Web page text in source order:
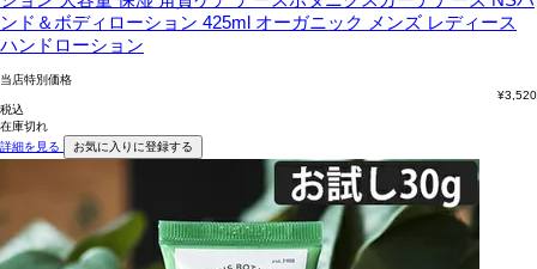
ンド＆ボディローション 425ml オーガニック メンズ レディース
ハンドローション
当店特別価格
¥3,520
税込
在庫切れ
詳細を見る
お気に入りに登録する